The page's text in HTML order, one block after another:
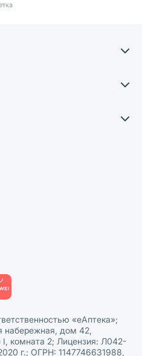
персональных данных
«еАптека»;
набережная, дом 42,
комната 2; Лицензия: Л042-
г.; ОГРН: 1147746631988,